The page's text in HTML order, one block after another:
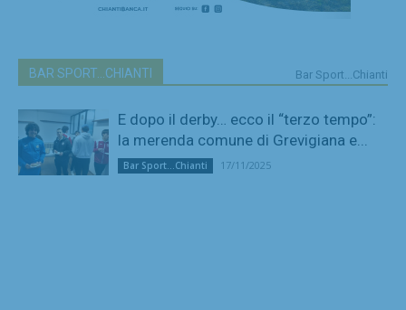
BAR SPORT...CHIANTI Bar Sport...Chianti
E dopo il derby… ecco il “terzo tempo”:
la merenda comune di Grevigiana e...
Bar Sport...Chianti 17/11/2025